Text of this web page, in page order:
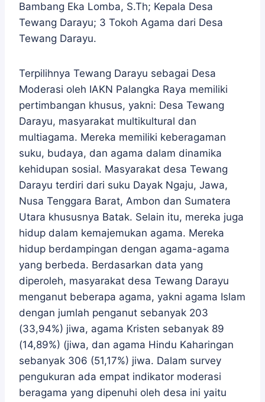
Bambang Eka Lomba, S.Th; Kepala Desa
Tewang Darayu; 3 Tokoh Agama dari Desa
Tewang Darayu.
Terpilihnya Tewang Darayu sebagai Desa
Moderasi oleh IAKN Palangka Raya memiliki
pertimbangan khusus, yakni: Desa Tewang
Darayu, masyarakat multikultural dan
multiagama. Mereka memiliki keberagaman
suku, budaya, dan agama dalam dinamika
kehidupan sosial. Masyarakat desa Tewang
Darayu terdiri dari suku Dayak Ngaju, Jawa,
Nusa Tenggara Barat, Ambon dan Sumatera
Utara khususnya Batak. Selain itu, mereka juga
hidup dalam kemajemukan agama. Mereka
hidup berdampingan dengan agama-agama
yang berbeda. Berdasarkan data yang
diperoleh, masyarakat desa Tewang Darayu
menganut beberapa agama, yakni agama Islam
dengan jumlah penganut sebanyak 203
(33,94%) jiwa, agama Kristen sebanyak 89
(14,89%) (jiwa, dan agama Hindu Kaharingan
sebanyak 306 (51,17%) jiwa. Dalam survey
pengukuran ada empat indikator moderasi
beragama yang dipenuhi oleh desa ini yaitu